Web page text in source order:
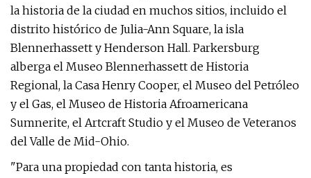
la historia de la ciudad en muchos sitios, incluido el
distrito histórico de Julia-Ann Square, la isla
Blennerhassett y Henderson Hall. Parkersburg
alberga el Museo Blennerhassett de Historia
Regional, la Casa Henry Cooper, el Museo del Petróleo
y el Gas, el Museo de Historia Afroamericana
Sumnerite, el Artcraft Studio y el Museo de Veteranos
del Valle de Mid-Ohio.
"Para una propiedad con tanta historia, es